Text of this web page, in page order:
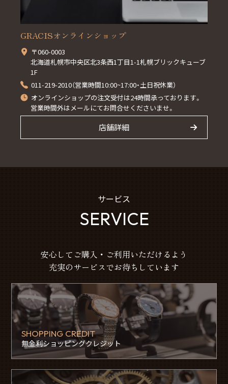
GRACISオンラインショップ
〒060-0003
北海道札幌市中央区北3条西1丁目1-1札幌ブリックキューブ
1F
011-219-2010（営業時間10:00~17:00・土日祝休業）
オンラインショップの注文受付は24時間承っております。
営業時間外はメールにてお問合せくださいませ。
店舗詳細
サービス
SERVICE
安心してご購入・ご利用いただけるよう
充実のサービスでお待ちしています
SHOPPING CREDIT
無金利ショッピングクレジット